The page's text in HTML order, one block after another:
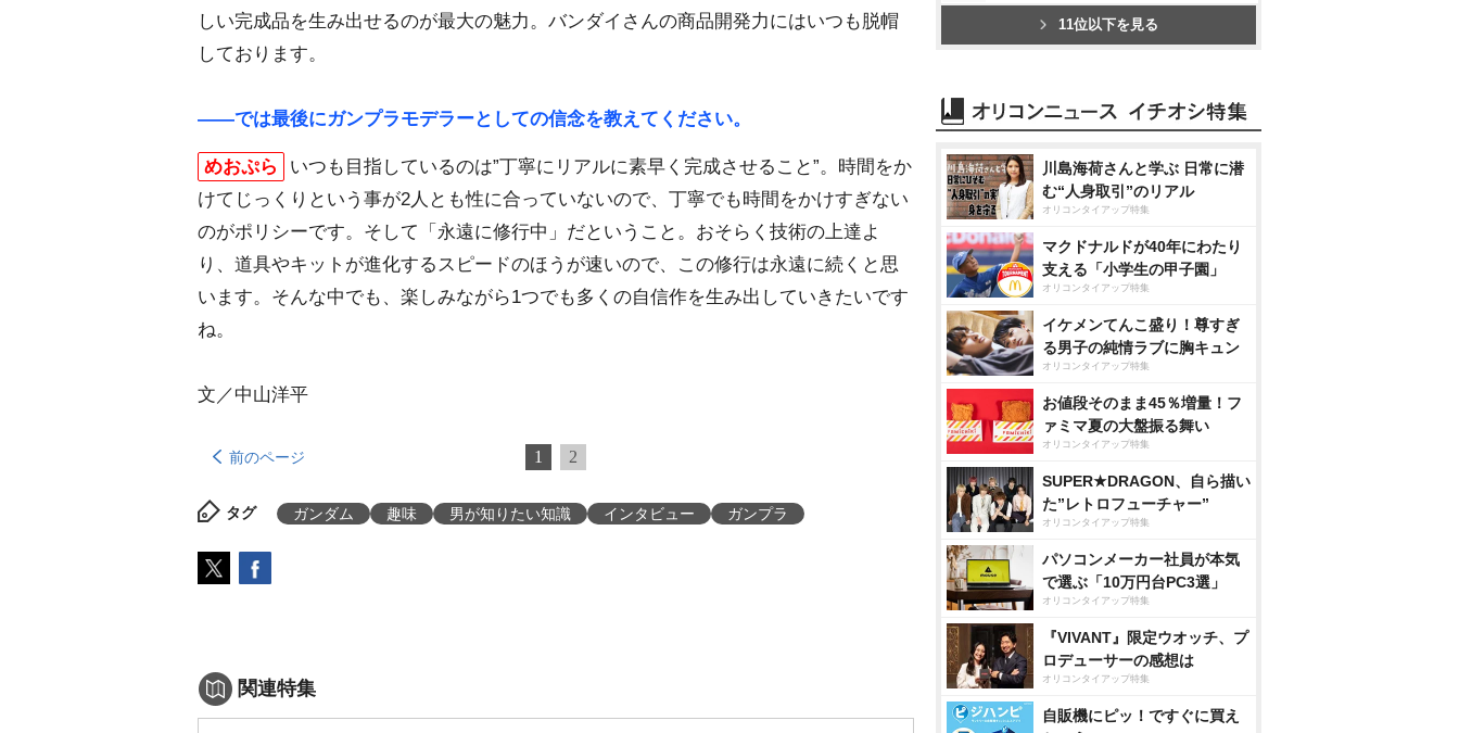
しい完成品を生み出せるのが最大の魅力。バンダイさんの商品開発力にはいつも脱帽
しております。
――では最後にガンプラモデラーとしての信念を教えてください。
めおぷら
いつも目指しているのは”丁寧にリアルに素早く完成させること”。時間をか
けてじっくりという事が2人とも性に合っていないので、丁寧でも時間をかけすぎない
のがポリシーです。そして「永遠に修行中」だということ。おそらく技術の上達よ
り、道具やキットが進化するスピードのほうが速いので、この修行は永遠に続くと思
います。そんな中でも、楽しみながら1つでも多くの自信作を生み出していきたいです
ね。
文／中山洋平
前のページ 1 2
タグ ガンダム 趣味 男が知りたい知識 インタビュー ガンプラ
関連特集
11位以下を見る
川島海荷さんと学ぶ 日常に潜
む“人身取引”のリアル
オリコンタイアップ特集
マクドナルドが40年にわたり
支える「小学生の甲子園」
オリコンタイアップ特集
イケメンてんこ盛り！尊すぎ
る男子の純情ラブに胸キュン
オリコンタイアップ特集
お値段そのまま45％増量！フ
ァミマ夏の大盤振る舞い
オリコンタイアップ特集
SUPER★DRAGON、自ら描い
た”レトロフューチャー”
オリコンタイアップ特集
パソコンメーカー社員が本気
で選ぶ「10万円台PC3選」
オリコンタイアップ特集
『VIVANT』限定ウオッチ、プ
ロデューサーの感想は
オリコンタイアップ特集
自販機にピッ！ですぐに買え